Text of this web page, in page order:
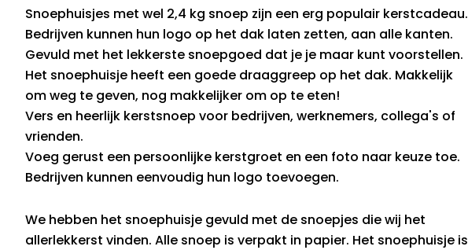
Snoephuisjes met wel 2,4 kg snoep zijn een erg populair kerstcadeau.
Bedrijven kunnen hun logo op het dak laten zetten, aan alle kanten.
Gevuld met het lekkerste snoepgoed dat je je maar kunt voorstellen.
Het snoephuisje heeft een goede draaggreep op het dak. Makkelijk
om weg te geven, nog makkelijker om op te eten!
Vers en heerlijk kerstsnoep voor bedrijven, werknemers, collega's of
vrienden.
Voeg gerust een persoonlijke kerstgroet en een foto naar keuze toe.
Bedrijven kunnen eenvoudig hun logo toevoegen.
We hebben het snoephuisje gevuld met de snoepjes die wij het
allerlekkerst vinden. Alle snoep is verpakt in papier. Het snoephuisje is